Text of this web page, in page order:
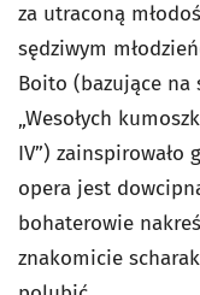
za utraconą
sędziwym
Boito (bazujące na
„Wesołych
IV”)
opera jest
bohaterowie
znakomicie